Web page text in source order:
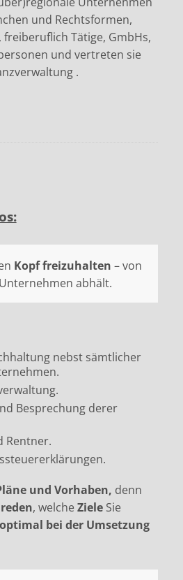
und Rechtsformen,
Tätige, GmbHs,
und vertreten sie
.
Kopf freizuhalten – von
abhält.
nebst sämtlicher
Besprechung derer
Rentner.
und Vorhaben, denn
, welche Ziele Sie
optimal bei der Umsetzung